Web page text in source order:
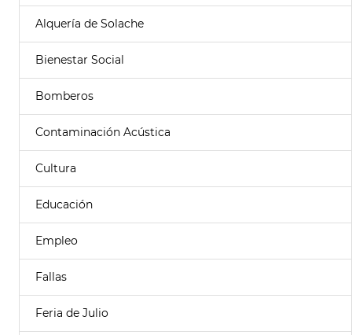
Alquería de Solache
Bienestar Social
Bomberos
Contaminación Acústica
Cultura
Educación
Empleo
Fallas
Feria de Julio